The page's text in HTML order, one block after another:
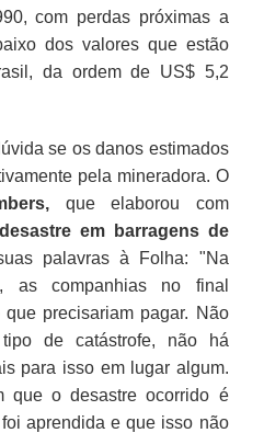
com perdas próximas a
dos valores que estão
da ordem de US$ 5,2
se os danos estimados
pela mineradora. O
que elaborou com
desastre em barragens de
palavras à Folha: "Na
as companhias no final
precisariam pagar. Não
de catástrofe, não há
para isso em lugar algum.
que o desastre ocorrido é
aprendida e que isso não